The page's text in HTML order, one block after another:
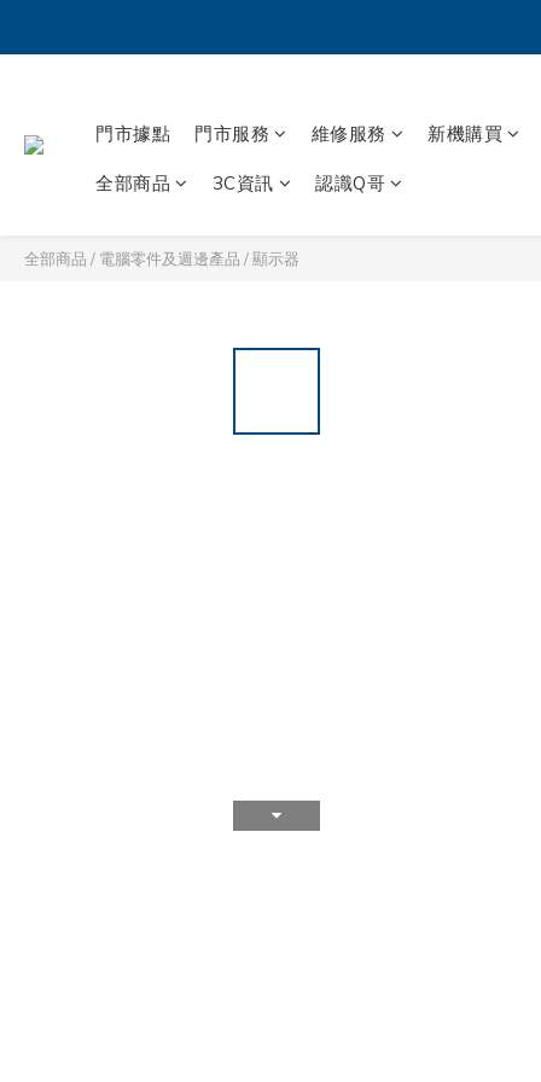
門市據點 門市服務 維修服務 新機購買
全部商品 3C資訊 認識Q哥
全部商品 / 電腦零件及週邊產品 /顯示器